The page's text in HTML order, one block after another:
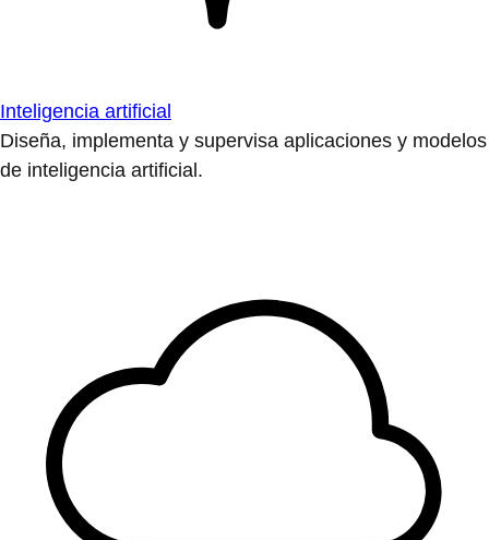
Inteligencia artificial
Diseña, implementa y supervisa aplicaciones y modelos
de inteligencia artificial.